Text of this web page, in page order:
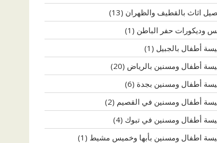
اثاث بالقطيف والظهران (13)
وديكورات حفر الباطن (1)
أطفال بالجبيل (1)
أطفال ومسنين بالرياض (20)
أطفال ومسنين بجدة (6)
أطفال ومسنين في القصيم (2)
أطفال ومسنين في تبوك (4)
اطفال ومسنين بأبها وخميس مشيط (1)